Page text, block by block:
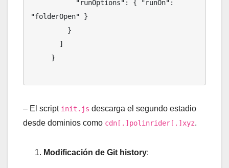
"folderOpen" }
– El script init.js descarga el segundo estadio
desde dominios como cdn[.]polinrider[.]xyz.
Modificación de Git history: